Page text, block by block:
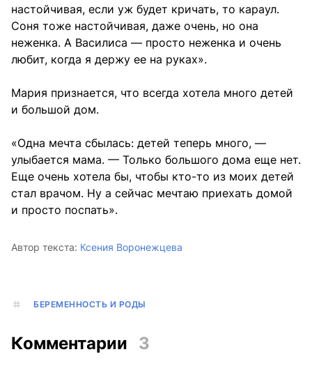
настойчивая, если уж будет кричать, то караул.
Соня тоже настойчивая, даже очень, но она
неженка. А Василиса — просто неженка и очень
любит, когда я держу ее на руках».
Мария признается, что всегда хотела много детей
и большой дом.
«Одна мечта сбылась: детей теперь много, —
улыбается мама. — Только большого дома еще нет.
Еще очень хотела бы, чтобы кто-то из моих детей
стал врачом. Ну а сейчас мечтаю приехать домой
и просто поспать».
Автор текста: Ксения Воронежцева
БЕРЕМЕННОСТЬ И РОДЫ
Комментарии 3